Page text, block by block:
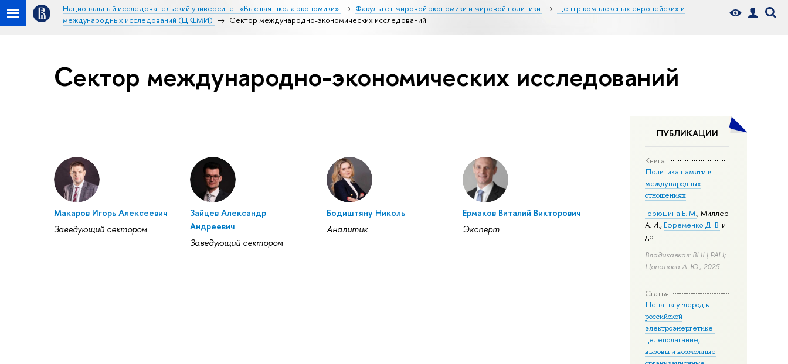
Национальный исследовательский университет «Высшая школа экономики» Факультет мировой экономики и мировой политики
Центр комплексных европейских и
международных исследований (ЦКЕМИ)
Сектор международно-экономических исследований
Сектор международно-экономических исследований
ПУБЛИКАЦИИ
Книга
Политика памяти в
международных
отношениях
Горюшина Е. М., Миллер
А. И., Ефременко Д. В. и
др.
Владикавказ: ВНЦ РАН;
Цопанова А. Ю., 2025.
Статья
Цена на углерод в
российской
электроэнергетике:
целеполагание,
вызовы и возможные
Макаров Игорь Алексеевич
Заведующий сектором
Зайцев Александр
Андреевич
Заведующий сектором
Бодиштяну Николь
Аналитик
Ермаков Виталий Викторович
Эксперт